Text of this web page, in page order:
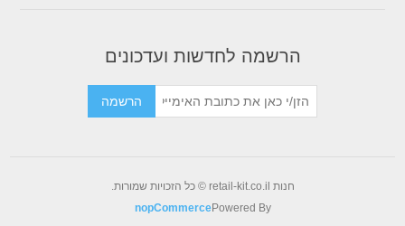
הרשמה לחדשות ועדכונים
חנות retail-kit.co.il © כל הזכויות שמורות.
Powered By
nopCommerce